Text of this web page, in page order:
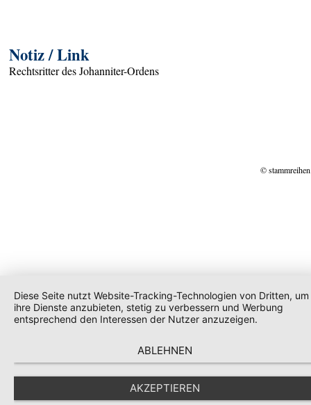
Notiz / Link
Rechtsritter des Johanniter-Ordens
©
Diese Seite nutzt Website-Tracking-Technologien von Dritten, um
ihre Dienste anzubieten, stetig zu verbessern und Werbung
entsprechend den Interessen der Nutzer anzuzeigen.
ABLEHNEN
AKZEPTIEREN